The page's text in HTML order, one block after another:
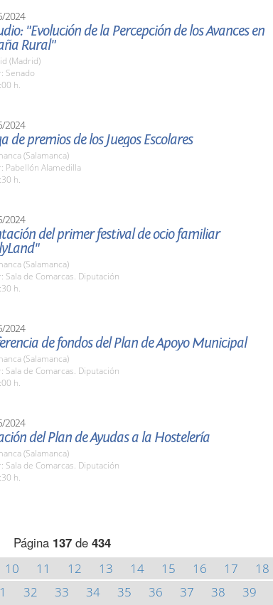
2024
"Evolución de la Percepción de los Avances en
Rural"
(Madrid)
Senado
h.
2024
de premios de los Juegos Escolares
(Salamanca)
Pabellón Alamedilla
h.
2024
del primer festival de ocio familiar
(Salamanca)
Sala de Comarcas. Diputación
h.
2024
de fondos del Plan de Apoyo Municipal
(Salamanca)
Sala de Comarcas. Diputación
h.
2024
del Plan de Ayudas a la Hostelería
(Salamanca)
Sala de Comarcas. Diputación
h.
Página 137de 434
10 11 12 13 14 15 16 17 18
32 33 34 35 36 37 38 39